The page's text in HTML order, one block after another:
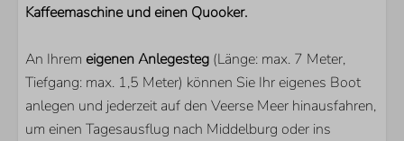
Kaffeemaschine und einen Quooker.
An Ihrem eigenen Anlegesteg (Länge: max. 7 Meter,
Tiefgang: max. 1,5 Meter) können Sie Ihr eigenes Boot
anlegen und jederzeit auf den Veerse Meer hinausfahren,
um einen Tagesausflug nach Middelburg oder ins